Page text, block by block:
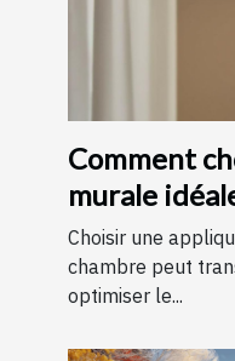
Comment
murale
chambre
Choisir une
chambre peut
optimiser le...